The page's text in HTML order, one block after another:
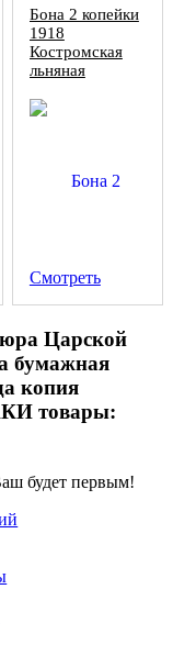
Бона 2 копейки
1918
Костромская
льняная
копия
Смотреть
Царской
бумажная
копия
товары:
будет первым!